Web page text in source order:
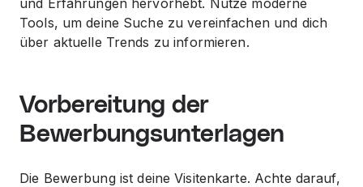
und Erfahrungen hervorhebt. Nutze moderne
Tools, um deine Suche zu vereinfachen und dich
über aktuelle Trends zu informieren.
Vorbereitung der
Bewerbungsunterlagen
Die Bewerbungist deine Visitenkarte. Achte darauf,